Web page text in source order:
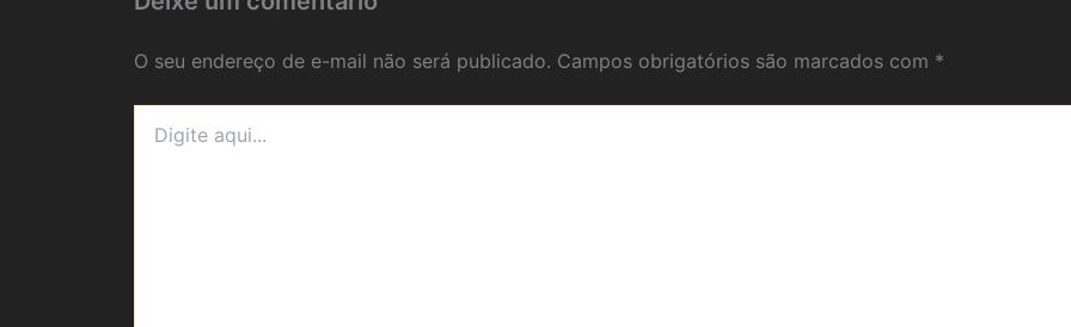
O seu endereço de e-mail não será publicado. Campos obrigatórios são marcados com *
aqui...